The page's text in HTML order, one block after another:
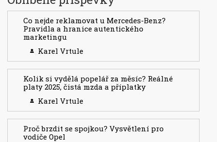
Co nejde reklamovat u Mercedes-Benz?
Pravidla a hranice autentického
marketingu
Karel Vrtule
Kolik si vydělá popelář za měsíc? Reálné
platy 2025, čistá mzda a příplatky
Karel Vrtule
Proč brzdit se spojkou? Vysvětlení pro
vodiče Opel